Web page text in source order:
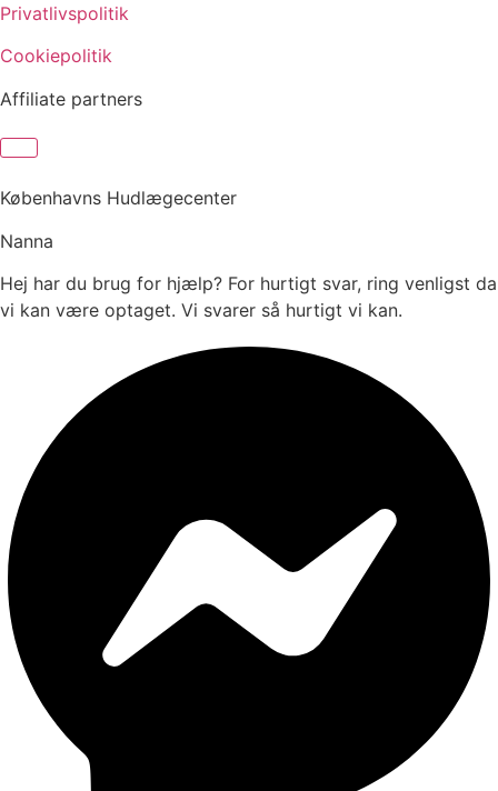
Privatlivspolitik
Cookiepolitik
Affiliate partners
Københavns Hudlægecenter
Nanna
Hej har du brug for hjælp? For hurtigt svar, ring venligst da
vi kan være optaget. Vi svarer så hurtigt vi kan.